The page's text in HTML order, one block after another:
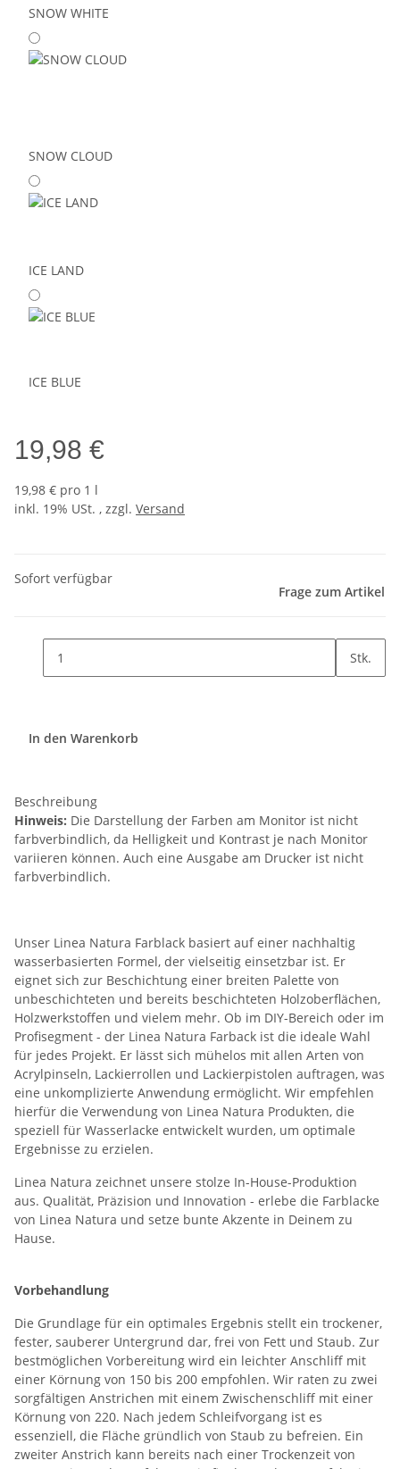
SNOW WHITE
SNOW CLOUD
ICE LAND
ICE BLUE
19,98 €
19,98 € pro 1 l
inkl. 19% USt. , zzgl. Versand
Sofort verfügbar
Frage zum Artikel
Stk.
In den Warenkorb
Beschreibung
Hinweis: Die Darstellung der Farben am Monitor ist nicht
farbverbindlich, da Helligkeit und Kontrast je nach Monitor
variieren können. Auch eine Ausgabe am Drucker ist nicht
farbverbindlich.
Unser Linea Natura Farblack basiert auf einer nachhaltig
wasserbasierten Formel, der vielseitig einsetzbar ist. Er
eignet sich zur Beschichtung einer breiten Palette von
unbeschichteten und bereits beschichteten Holzoberflächen,
Holzwerkstoffen und vielem mehr. Ob im DIY-Bereich oder im
Profisegment - der Linea Natura Farback ist die ideale Wahl
für jedes Projekt. Er lässt sich mühelos mit allen Arten von
Acrylpinseln, Lackierrollen und Lackierpistolen auftragen, was
eine unkomplizierte Anwendung ermöglicht. Wir empfehlen
hierfür die Verwendung von Linea Natura Produkten, die
speziell für Wasserlacke entwickelt wurden, um optimale
Ergebnisse zu erzielen.
Linea Natura zeichnet unsere stolze In-House-Produktion
aus. Qualität, Präzision und Innovation - erlebe die Farblacke
von Linea Natura und setze bunte Akzente in Deinem zu
Hause.
Vorbehandlung
Die Grundlage für ein optimales Ergebnis stellt ein trockener,
fester, sauberer Untergrund dar, frei von Fett und Staub. Zur
bestmöglichen Vorbereitung wird ein leichter Anschliff mit
einer Körnung von 150 bis 200 empfohlen. Wir raten zu zwei
sorgfältigen Anstrichen mit einem Zwischenschliff mit einer
Körnung von 220. Nach jedem Schleifvorgang ist es
essenziell, die Fläche gründlich von Staub zu befreien. Ein
zweiter Anstrich kann bereits nach einer Trockenzeit von